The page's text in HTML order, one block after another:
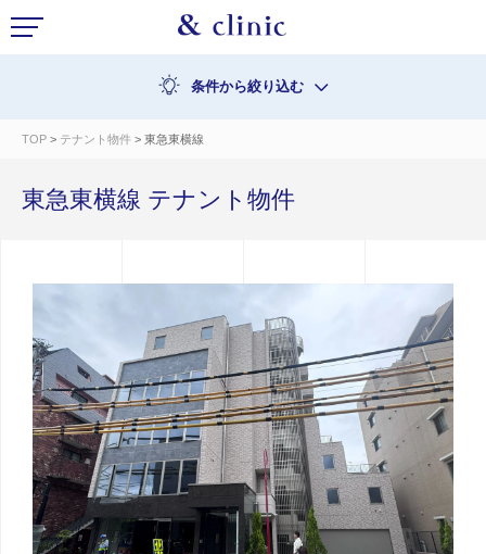
条件から絞り込む
TOP > テナント物件 > 東急東横線
東急東横線 テナント物件